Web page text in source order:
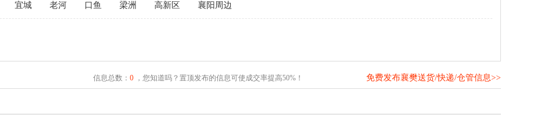
宜城 老河 口鱼 梁洲 高新区 襄阳周边
信息总数： 0，您知道吗？置顶发布的信息可使成交率提高50%！ 免费发布襄樊送货/快递/仓管信息>>